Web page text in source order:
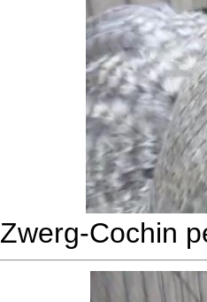
Zwerg-Cochin